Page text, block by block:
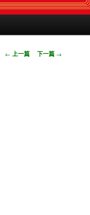
瀏覽文章
← 上一篇 下一篇 →